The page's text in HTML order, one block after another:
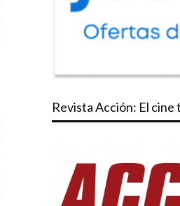
Revista Acción: El cine